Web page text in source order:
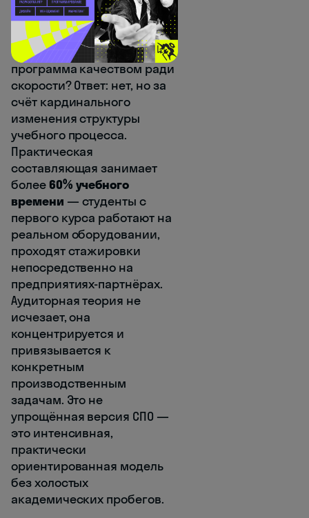
возникает у любого
здравомыслящего
человека: не жертвует ли
программа качеством ради
скорости? Ответ: нет, но за
счёт кардинального
изменения структуры
учебного процесса.
Практическая
составляющая занимает
более60% учебного
времени — студенты с
первого курса работают на
реальном оборудовании,
проходят стажировки
непосредственно на
предприятиях-партнёрах.
Аудиторная теория не
исчезает, она
концентрируется и
привязывается к
конкретным
производственным
задачам. Это не
упрощённая версия СПО —
это интенсивная,
практически
ориентированная модель
без холостых
академических пробегов.